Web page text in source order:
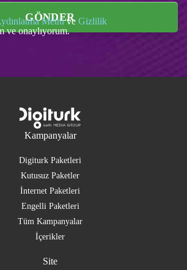
GÖNDER
Metnive Gizlilik
ve onaylıyorum.
Kampanyalar
Digiturk Paketleri
Kutusuz Paketler
İnternet Paketleri
Engelli Paketleri
Tüm Kampanyalar
İçerikler
Site